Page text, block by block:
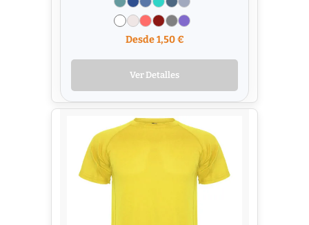
Desde 1,50 €
Ver Detalles